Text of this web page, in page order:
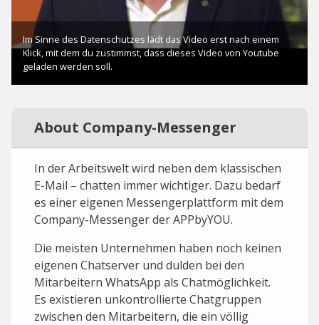
About Company-Messenger
In der Arbeitswelt wird neben dem klassischen
E-Mail – chatten immer wichtiger. Dazu bedarf
es einer eigenen Messengerplattform mit dem
Company-Messenger der APPbyYOU.
Die meisten Unternehmen haben noch keinen
eigenen Chatserver und dulden bei den
Mitarbeitern WhatsApp als Chatmöglichkeit.
Es existieren unkontrollierte Chatgruppen
zwischen den Mitarbeitern, die ein völlig